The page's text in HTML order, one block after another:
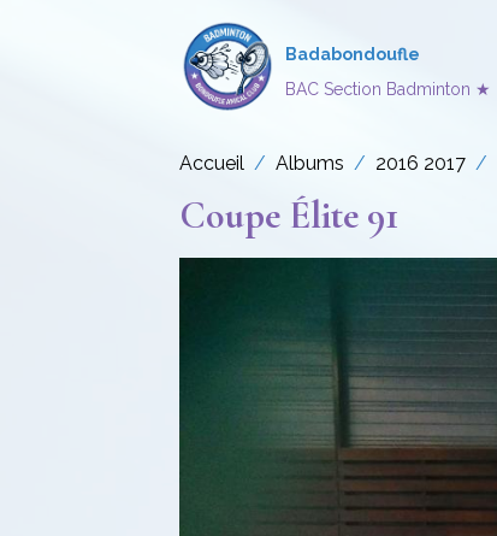
Badabondoufle
BAC Section Badminton ★
Accueil Albums 2016 2017
Coupe Élite 91